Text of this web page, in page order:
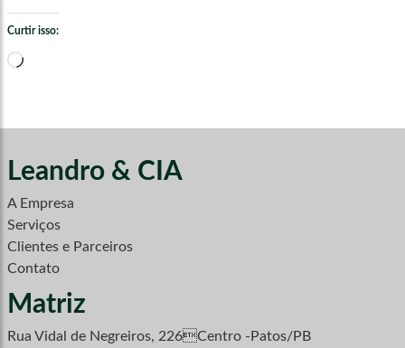
Curtir isso:
Carregando...
Leandro & CIA
A Empresa
Serviços
Clientes e Parceiros
Contato
Matriz
Rua Vidal de Negreiros, 226Centro -Patos/PB